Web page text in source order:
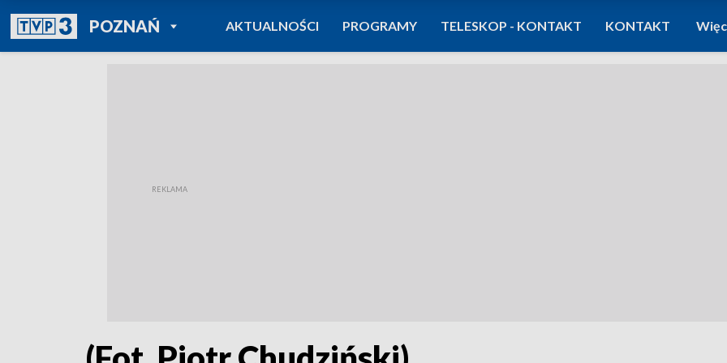
POZNAŃPOWRÓT DO
TVP REGIONY
AKTUALNOŚCI PROGRAMY TELESKOP - KONTAKT KONTAKT